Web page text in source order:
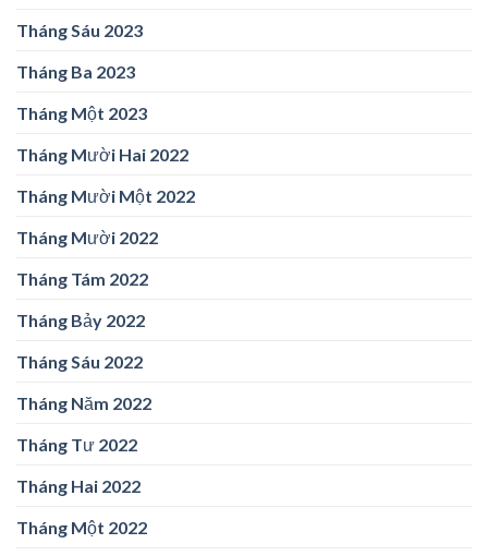
Tháng Sáu 2023
Tháng Ba 2023
Tháng Một 2023
Tháng Mười Hai 2022
Tháng Mười Một 2022
Tháng Mười 2022
Tháng Tám 2022
Tháng Bảy 2022
Tháng Sáu 2022
Tháng Năm 2022
Tháng Tư 2022
Tháng Hai 2022
Tháng Một 2022